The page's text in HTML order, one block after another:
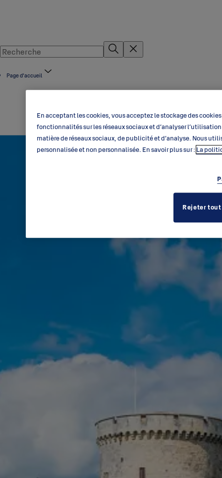
Page d'accueil
En acceptant les cookies, vous acceptez le stockage des
fonctionnalités sur les réseaux sociaux et d’analyser
matière de réseaux sociaux, de publicité et d’analyse. Nous
personnalisée et non personnalisée. En savoir plus sur : La
Rejeter tout